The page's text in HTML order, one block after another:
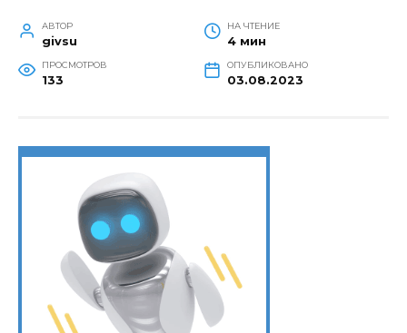
АВТОР
givsu
НА ЧТЕНИЕ
4 мин
ПРОСМОТРОВ
133
ОПУБЛИКОВАНО
03.08.2023